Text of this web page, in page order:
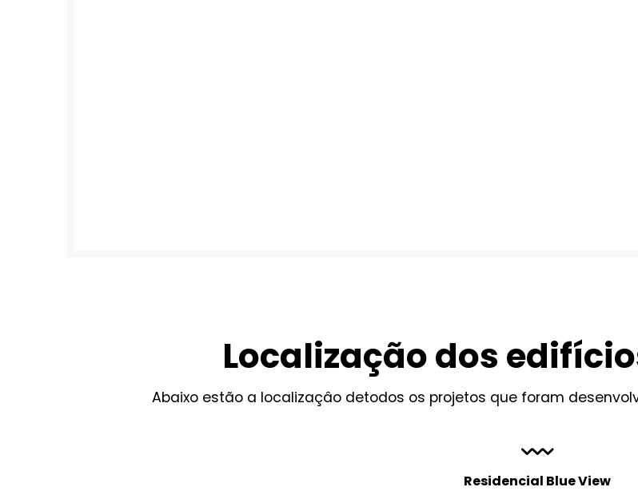
Localização dos
Abaixo estão a localizaçâo detodos os projetos que foram
Residencial Blue View